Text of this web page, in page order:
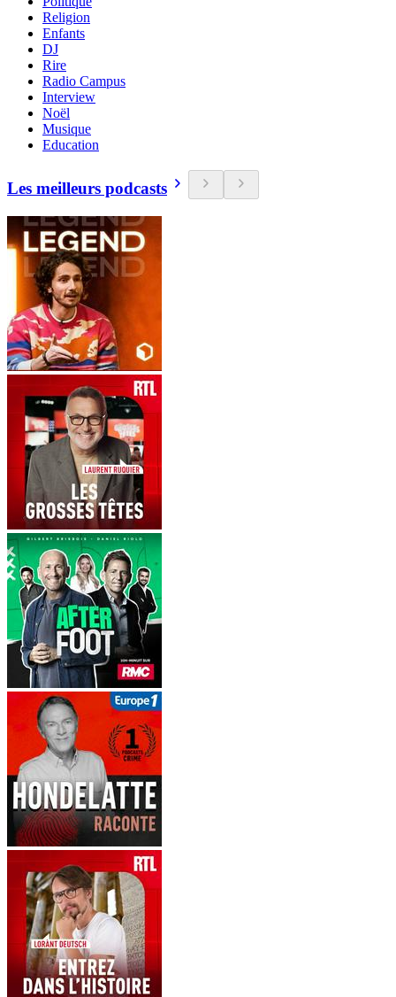
Religion
Enfants
DJ
Rire
Radio Campus
Interview
Noël
Musique
Education
Les meilleurs podcasts